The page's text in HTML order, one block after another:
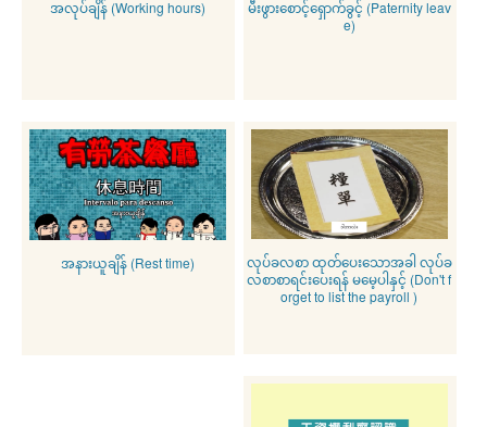
အလုပ်ချိန် (Working hours)
မီးဖွားစောင့်ရှောက်ခွင့် (Paternity leav
e)
အနားယူချိန် (Rest time)
လုပ်ခလစာ ထုတ်ပေးသောအခါ လုပ်ခ
လစာစာရင်းပေးရန် မမေ့ပါနှင့် (Don't f
orget to list the payroll )